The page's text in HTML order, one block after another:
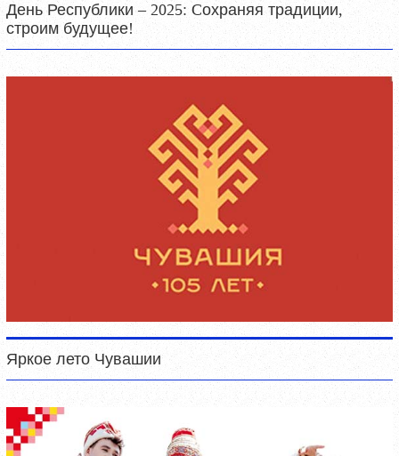
День Республики – 2025: Cохраняя традиции,
строим будущее!
Яркое лето Чувашии